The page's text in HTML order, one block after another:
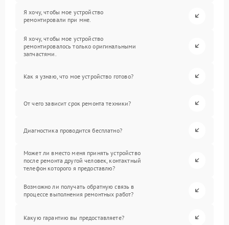
Я хочу, чтобы мое устройство
ремонтировали при мне.
Я хочу, чтобы мое устройство
ремонтировалось только оригинальными
запчастями.
Как я узнаю, что мое устройство готово?
От чего зависит срок ремонта техники?
Диагностика проводится бесплатно?
Может ли вместо меня принять устройство
после ремонта другой человек, контактный
телефон которого я предоставлю?
Возможно ли получать обратную связь в
процессе выполнения ремонтных работ?
Какую гарантию вы предоставляете?